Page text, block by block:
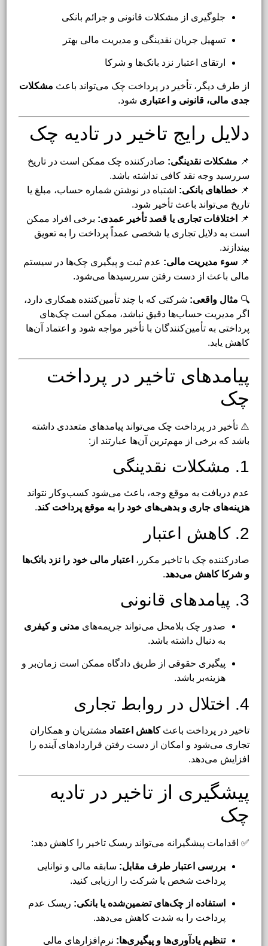
جلوگیری از مشکلات قانونی و جرائم بانکی
تسهیل جریان نقدینگی و مدیریت مالی بهتر
ارتقای اعتبار نزد بانک‌ها و شرکا
از طرف دیگر، تأخیر در پرداخت چک می‌تواند باعث مشکلات
جدی مالی، قانونی و اعتباری شود.
دلایل رایج تاخیر در تادیه چک
📌 مشکلات نقدینگی: صادرکننده چک ممکن است در تاریخ
سررسید وجه نقد کافی نداشته باشد.
📌خطاهای بانکی: اشتباه در نوشتن شماره حساب، مبلغ یا
تاریخ می‌تواند باعث تأخیر شود.
📌
اختلافات تجاری یا قصد تأخیر عمدی: برخی افراد ممکن
است به دلایل تجاری یا شخصی عمداً پرداخت را به تعویق
بیندازند.
📌سوء مدیریت مالی: عدم ثبت و پیگیری چک‌ها در سیستم
مالی باعث از دست رفتن سررسیدها می‌شود.
🔍 مثال واقعی: شرکتی که با چند تأمین‌کننده همکاری دارد،
اگر مدیریت حساب‌ها دقیق نباشد، ممکن است چک‌های
پرداختی به تأمین‌کنندگان با تأخیر مواجه شود و اعتماد آن‌ها
کاهش یابد.
پیامدهای تاخیر در پرداخت
چک
⚠️ تأخیر در پرداخت چک می‌تواند پیامدهای متعددی داشته
باشد که برخی از مهم‌ترین آن‌ها عبارتند از:
1. مشکلات نقدینگی
عدم دریافت به موقع وجه، باعث می‌شود کسب‌وکار نتواند
هزینه‌های جاری و بدهی‌های خود را به موقع پرداخت کند.
2. کاهش اعتبار
صادرکننده چک با تاخیر مکرر، اعتبار مالی خود را نزد بانک‌ها
و شرکا کاهش می‌دهد.
3. پیامدهای قانونی
صدور چک بلامحل می‌تواند جریمه‌های مدنی و کیفری
به دنبال داشته باشد.
پیگیری حقوقی از طریق دادگاه ممکن است زمان‌بر و
هزینه‌بر باشد.
4. اختلال در روابط تجاری
تاخیر در پرداخت باعثکاهش اعتماد مشتریان و همکاران
تجاری می‌شود و امکان از دست رفتن قراردادهای آینده را
افزایش می‌دهد.
پیشگیری از تاخیر در تادیه
چک
✅ اقدامات پیشگیرانه می‌تواند ریسک تاخیر را کاهش دهد:
بررسی اعتبار طرف مقابل: سابقه مالی و توانایی
پرداخت شخص یا شرکت را ارزیابی کنید.
استفاده از چک‌های تضمین‌شده یا بانکی: ریسک عدم
پرداخت را به شدت کاهش می‌دهد.
تنظیم یادآوری‌ها و پیگیری‌ها: نرم‌افزارهای مالی